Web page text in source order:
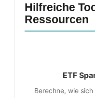
Hilfreiche
Ressourcen
ETF
Berechne, wie